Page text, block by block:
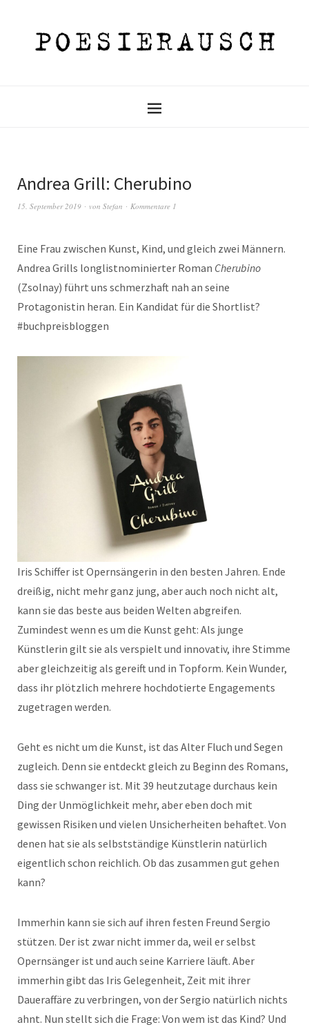
Andrea Grill: Cherubino
15. September 2019 von Stefan Kommentare 1
Eine Frau zwischen Kunst, Kind, und gleich zwei Männern.
Andrea Grills longlistnominierter Roman Cherubino
(Zsolnay) führt uns schmerzhaft nah an seine
Protagonistin heran. Ein Kandidat für die Shortlist?
#buchpreisbloggen
Iris Schiffer ist Opernsängerin in den besten Jahren. Ende
dreißig, nicht mehr ganz jung, aber auch noch nicht alt,
kann sie das beste aus beiden Welten abgreifen.
Zumindest wenn es um die Kunst geht: Als junge
Künstlerin gilt sie als verspielt und innovativ, ihre Stimme
aber gleichzeitig als gereift und in Topform. Kein Wunder,
dass ihr plötzlich mehrere hochdotierte Engagements
zugetragen werden.
Geht es nicht um die Kunst, ist das Alter Fluch und Segen
zugleich. Denn sie entdeckt gleich zu Beginn des Romans,
dass sie schwanger ist. Mit 39 heutzutage durchaus kein
Ding der Unmöglichkeit mehr, aber eben doch mit
gewissen Risiken und vielen Unsicherheiten behaftet. Von
denen hat sie als selbstständige Künstlerin natürlich
eigentlich schon reichlich. Ob das zusammen gut gehen
kann?
Immerhin kann sie sich auf ihren festen Freund Sergio
stützen. Der ist zwar nicht immer da, weil er selbst
Opernsänger ist und auch seine Karriere läuft. Aber
immerhin gibt das Iris Gelegenheit, Zeit mit ihrer
Daueraffäre zu verbringen, von der Sergio natürlich nichts
ahnt. Nun stellt sich die Frage: Von wem ist das Kind? Und